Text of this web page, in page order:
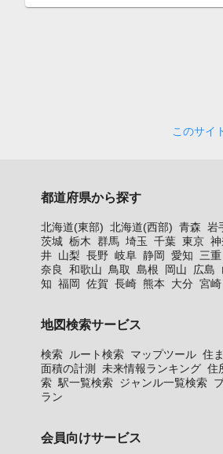
このサイ
都道府県から探す
北海道(東部) 北海道(西部) 青森 岩
茨城 栃木 群馬 埼玉 千葉 東京 神
井 山梨 長野 岐阜 静岡 愛知 三重
奈良
和歌山 鳥取 島根 岡山 広島
知 福岡 佐賀 長崎 熊本 大分 宮崎
地図検索サービス
検索 ルート検索 マップツール 住
面積の計測 未来情報ランキング 住
索 駅一覧検索 ジャンル一覧検索
ラン
会員向けサービス